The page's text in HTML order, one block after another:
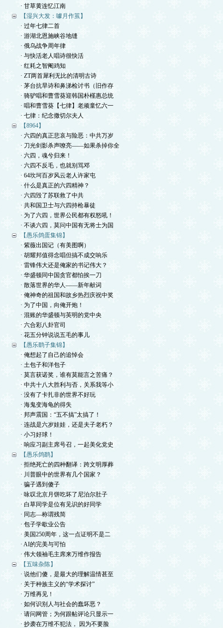
· 甘草黄连忆江南
【湿兴大发：噱月作茧】
· 过年七律二首
· 游湖北恩施峡谷地缝
· 俄乌战争周年律
· 与快活老人唱诗很快活
· 红耗之智阉鸡知
· ZT两首犀利无比的清明古诗
· 茅台抗旱诗和鼻涕检讨书（旧作存
· 骑驴唱和曹雪葵迎韩国朴槿惠总统
· 唱和曹雪葵【七律】老顽童忆六一
· 七律：纪念撒切尔夫人
【8964】
· 六四的真正悲哀与险恶：中共万岁
· 刀光剑影杀声嘹亮——如果杀掉你全
· 六四，魂兮归来！
· 六四不反毛，也就别骂邓
· 64坎坷百岁风云老人许家屯
· 什么是真正的六四精神？
· 六四毁了苏联救了中共
· 共和国卫士与六四持枪暴徒
· 为了六四，世界公民都有权怒吼！
· 不谈六四，莫问中国有无将士为国
【愚乐鸽蛋集锦】
· 紫薇出国记（有美图啊）
· 胡耀邦值得念唱但搞不成交响乐
· 雷锋伟大还是俺家的书记伟大？
· 华盛顿同中国贪官都怕挨一刀
· 散落世界的华人——新年献词
· 俺神奇的祖国和故乡热烈庆祝中奖
· 为了中国，向俺开炮！
· 混账的华盛顿与英明的党中央
· 六合彩八卦官司
· 花五分钟说说五毛的事儿
【愚乐鹞子集锦】
· 俺想起了自己的追悼会
· 土包子和洋包子
· 莫言获诺奖，谁有莫能言之苦痛？
· 中共十八大胜利与否，关系我等小
· 没有了卡扎非的世界不好玩
· 海鬼变海龟的得失
· 邦声震国：“五不搞”太搞了！
· 连战是六岁娃娃，还是夫子老朽？
· 小习好球！
· 响应习副主席号召，一起美化党史
【愚乐鸽鹞】
· 拒绝死亡的四种翻译：跨文明厚葬
· 川普眼中的世界有几个国家？
· 骗子遇到傻子
· 咏叹北京月饼吃坏了尼泊尔肚子
· 白草同学是位有见识的好同学
· 同志—称谓残简
· 包子学歇业公告
· 美国250周年，这一点证明不是二
· AI的完美与可怕
· 伟大领袖毛主席来万维作报告
【五味杂陈】
· 说他们傻，是最大的理解温情甚至
· 关于种族主义的“学术探讨”
· 万维再见！
· 如何识别人与社会的蠢坏恶？
· 请问网管；为何跟帖评论只显示一
· 抄袭在万维不犯法， 因为不要脸